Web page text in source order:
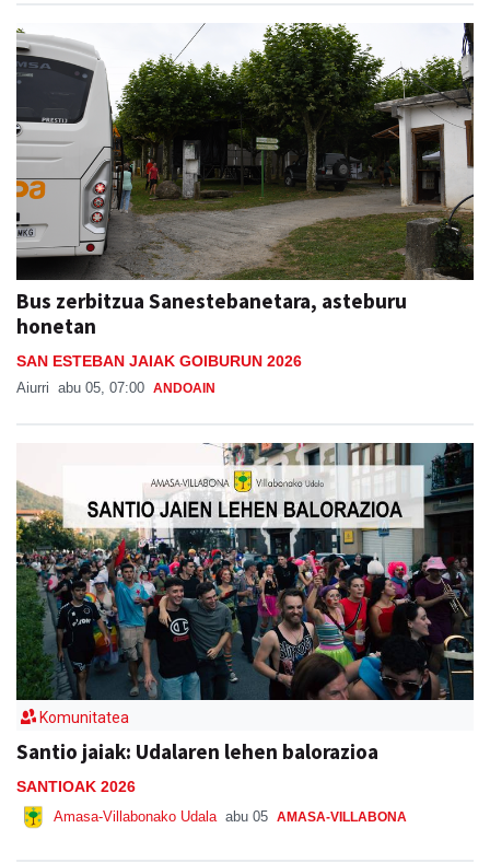
Bus zerbitzua Sanestebanetara, asteburu
honetan
SAN ESTEBAN JAIAK GOIBURUN 2026
Aiurri abu 05, 07:00 ANDOAIN
Komunitatea
Santio jaiak: Udalaren lehen balorazioa
SANTIOAK 2026
Amasa-Villabonako Udala abu 05 AMASA-VILLABONA